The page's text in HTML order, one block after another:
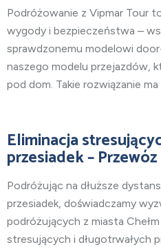
Podróżowanie z Vipmar Tour
wygody i bezpieczeństwa –
sprawdzonemu modelowi
naszego modelu przejazdów,
pod dom. Takie rozwiązanie
Eliminacja
przesiadek –
Podróżując na dłuższe
przesiadek, doświadczamy
podróżujących z miasta
stresujących i długotrwałych